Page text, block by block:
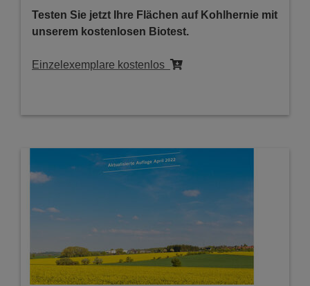
Testen Sie jetzt Ihre Flächen auf Kohlhernie mit
unserem kostenlosen Biotest.
Einzelexemplare kostenlos